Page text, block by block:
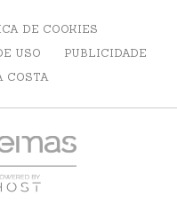
DE COOKIES
USO
PUBLICIDADE
COSTA